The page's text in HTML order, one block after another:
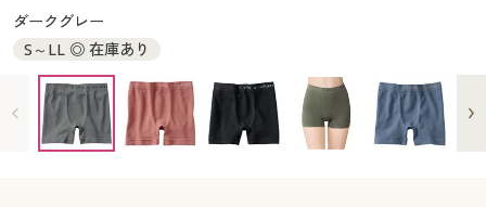
大きいサイズ 事務・制服
カタログ・チラシからのご注文
デジタルカタログ
カタログ無料プレゼント
カタログ無料プレゼント
会員メニュー
ダークグレー
S～LL ◎ 在庫あり